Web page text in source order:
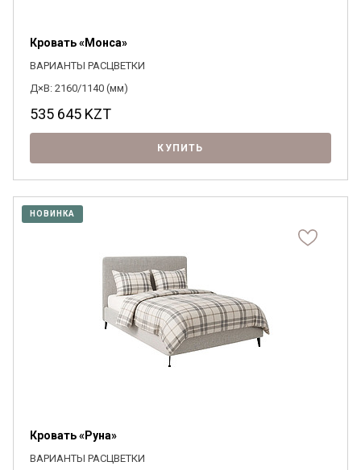
Кровать «Монса»
ВАРИАНТЫ РАСЦВЕТКИ
Д×В: 2160/1140 (мм)
535 645 KZT
КУПИТЬ
НОВИНКА
Кровать «Руна»
ВАРИАНТЫ РАСЦВЕТКИ